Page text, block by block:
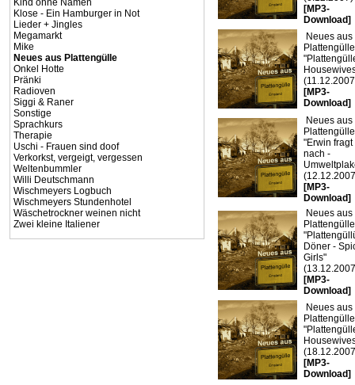
Kind ohne Namen
Klose - Ein Hamburger in Not
Lieder + Jingles
Megamarkt
Mike
Neues aus Plattengülle
Onkel Hotte
Pränki
Radioven
Siggi & Raner
Sonstige
Sprachkurs
Therapie
Uschi - Frauen sind doof
Verkorkst, vergeigt, vergessen
Weltenbummler
Willi Deutschmann
Wischmeyers Logbuch
Wischmeyers Stundenhotel
Wäschetrockner weinen nicht
Zwei kleine Italiener
[MP3-
Download]
Neues aus
[MP3-
Download]
Neues aus
"Erwin fragt
nach -
[MP3-
Download]
Neues aus
Döner -
Girls"
[MP3-
Download]
Neues aus
[MP3-
Download]